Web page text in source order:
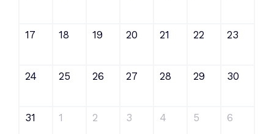
17 18 19 20 21 22 23
24 25 26 27 28 29 30
31 1 2 3 4 5 6